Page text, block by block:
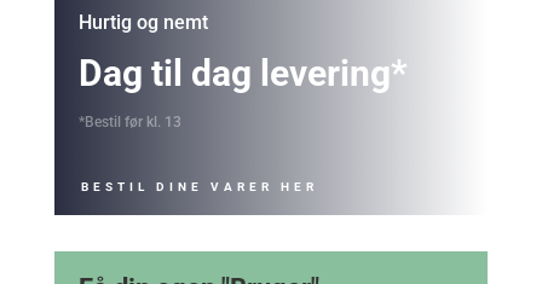
Hurtig og nemt
Dag til dag levering*
*Bestil før kl. 13
BESTIL DINE VARER HER